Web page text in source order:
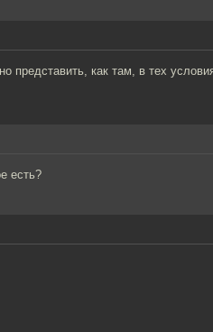
представить, как там, в тех
есть?